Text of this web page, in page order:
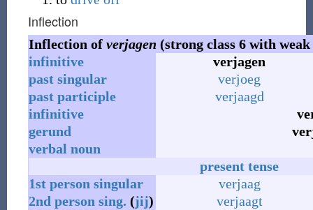
Inflection
Inflection of verjagen (strong class 6 with
infinitive
verjagen
past singular
verjoeg
past participle
verjaagd
infinitive
gerund
verbal noun
present tense
1st person singular
verjaag
2nd person sing. (jij)
verjaagt